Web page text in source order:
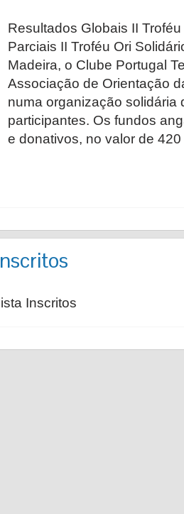
Resultados Globais II
Parciais II Troféu Ori
Madeira, o Clube Portugal
Associação de Orientação
numa organização solidária
participantes. Os fundos
e donativos, no valor de
Inscritos